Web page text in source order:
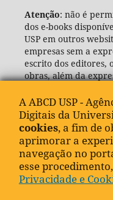
Atenção: não é
dos e-books
USP em outros
empresas sem a
escrito dos editores,
obras, além da
(ABCD-USP).
A ABCD USP -
Digitais da
cookies, a fim de
aprimorar a
navegação no
esse
Privacidade e